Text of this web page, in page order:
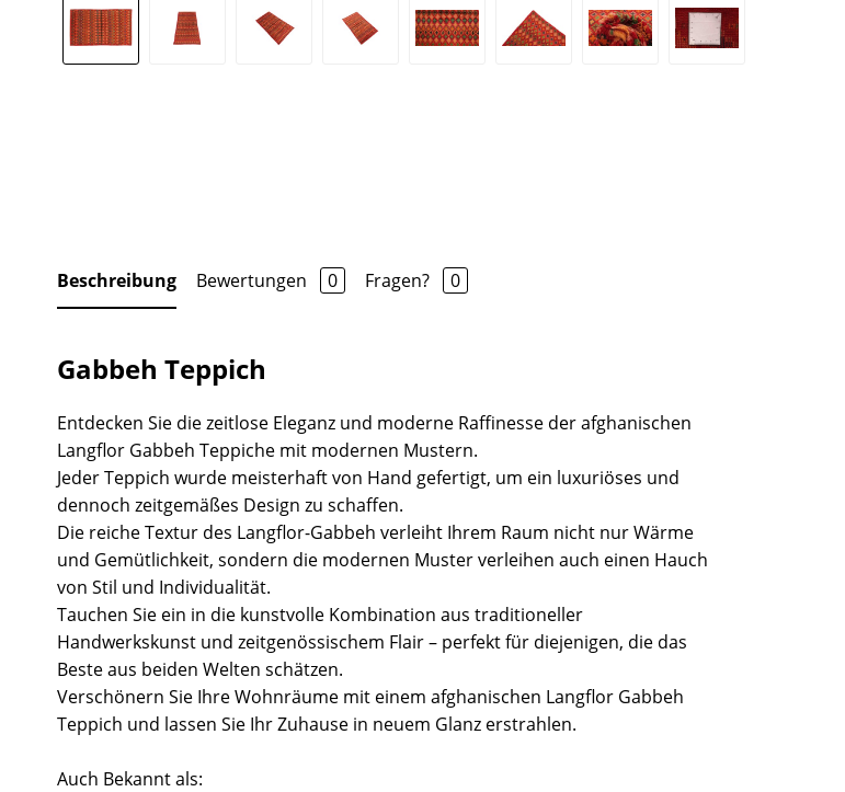
Beschreibung Bewertungen 0 Fragen? 0
Gabbeh Teppich
Entdecken Sie die zeitlose Eleganz und moderne Raffinesse der afghanischen
Langflor Gabbeh Teppiche mit modernen Mustern.
Jeder Teppich wurde meisterhaft von Hand gefertigt, um ein luxuriöses und
dennoch zeitgemäßes Design zu schaffen.
Die reiche Textur des Langflor-Gabbeh verleiht Ihrem Raum nicht nur Wärme
und Gemütlichkeit, sondern die modernen Muster verleihen auch einen Hauch
von Stil und Individualität.
Tauchen Sie ein in die kunstvolle Kombination aus traditioneller
Handwerkskunst und zeitgenössischem Flair – perfekt für diejenigen, die das
Beste aus beiden Welten schätzen.
Verschönern Sie Ihre Wohnräume mit einem afghanischen Langflor Gabbeh
Teppich und lassen Sie Ihr Zuhause in neuem Glanz erstrahlen.
Auch Bekannt als: